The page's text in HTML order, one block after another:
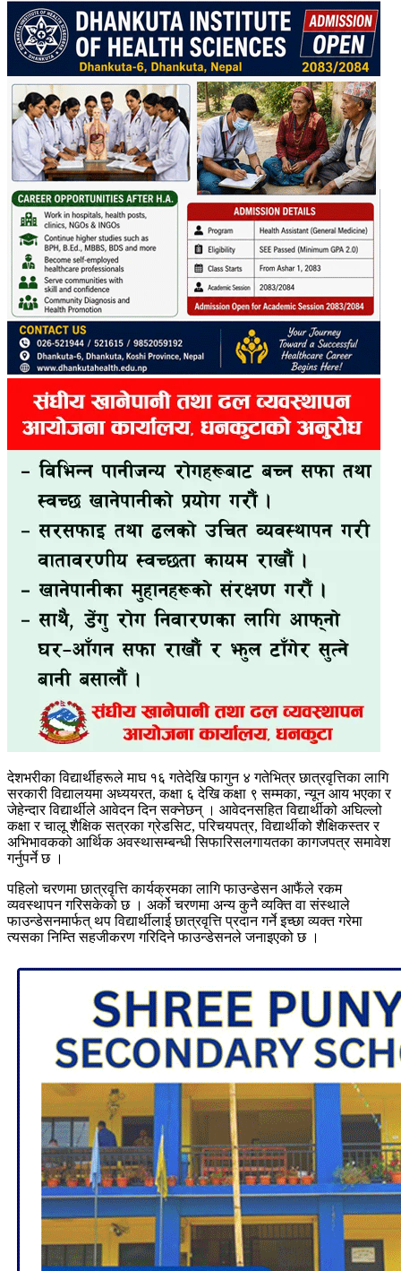
देशभरीका विद्यार्थीहरूले माघ १६ गतेदेखि फागुन ४ गतेभित्र छात्रवृत्तिका लागि
सरकारी विद्यालयमा अध्ययरत, कक्षा ६ देखि कक्षा ९ सम्मका, न्यून आय भएका र
जेहेन्दार विद्यार्थीले आवेदन दिन सक्नेछन् । आवेदनसहित विद्यार्थीको अघिल्लो
कक्षा र चालू शैक्षिक सत्रका ग्रेडसिट, परिचयपत्र, विद्यार्थीको शैक्षिकस्तर र
अभिभावकको आर्थिक अवस्थासम्बन्धी सिफारिसलगायतका कागजपत्र समावेश
गर्नुपर्ने छ ।
पहिलो चरणमा छात्रवृत्ति कार्यक्रमका लागि फाउन्डेसन आफैंले रकम
व्यवस्थापन गरिसकेको छ । अर्को चरणमा अन्य कुनै व्यक्ति वा संस्थाले
फाउन्डेसनमार्फत् थप विद्यार्थीलाई छात्रवृत्ति प्रदान गर्ने इच्छा व्यक्त गरेमा
त्यसका निम्ति सहजीकरण गरिदिने फाउन्डेसनले जनाइएको छ ।